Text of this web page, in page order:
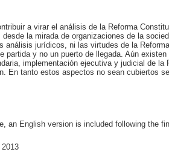
a virar el análisis de la Reforma
la mirada de organizaciones de la
análisis jurídicos, ni las virtudes de la
partida y no un puerto de llegada. Aún
implementación ejecutiva y judicial de
En tanto estos aspectos no sean cubiertos
an English version is included following the
2013